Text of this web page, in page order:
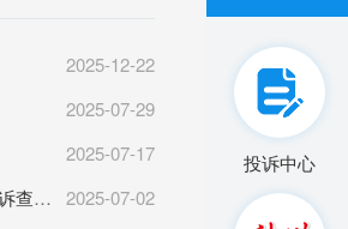
2025-12-22
2025-07-29
2025-07-17
湖州市律师协会道德与纪律委员会投诉查处工作细则
2025-07-02
投诉中心